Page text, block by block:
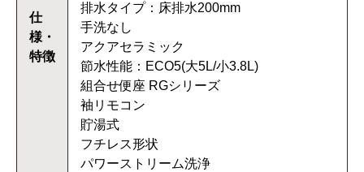
仕
様・
特徴
排水タイプ：床排水200mm
手洗なし
アクアセラミック
節水性能：ECO5(大5L/小3.8L)
組合せ便座 RGシリーズ
袖リモコン
貯湯式
フチレス形状
パワーストリーム洗浄